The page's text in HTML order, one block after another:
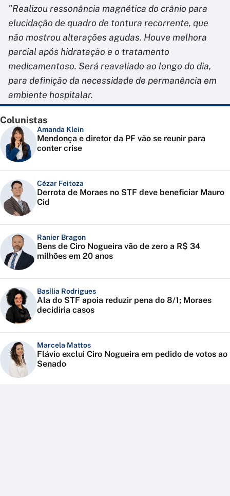
"Realizou ressonância magnética do crânio para
elucidação de quadro de tontura recorrente, que
não mostrou alterações agudas. Houve melhora
parcial após hidratação e o tratamento
medicamentoso. Será reavaliado ao longo do dia,
para definição da necessidade de permanência em
ambiente hospitalar.
Colunistas
Amanda Klein
Mendonça e diretor da PF vão se reunir para
conter crise
Cézar Feitoza
Derrota de Moraes no STF deve beneficiar Mauro
Cid
Ranier Bragon
Bens de Ciro Nogueira vão de zero a R$ 34
milhões em 20 anos
Basília Rodrigues
Ala do STF apoia reduzir pena do 8/1; Moraes
decidiria casos
Marcela Mattos
Flávio exclui Ciro Nogueira em pedido de votos ao
Senado